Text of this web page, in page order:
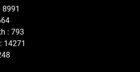
8991
: 793
14271